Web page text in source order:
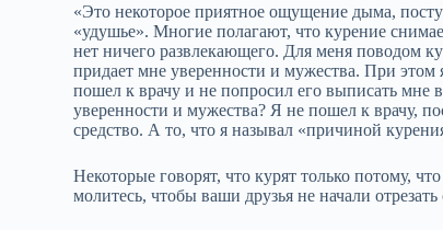
«Это некоторое приятное ощущение дыма,
«удушье». Многие полагают, что курение
нет ничего развлекающего. Для меня поводом
придает мне уверенности и мужества. При этом
пошел к врачу и не попросил его выписать мне
уверенности и мужества? Я не пошел к врачу,
средство. А то, что я называл «причиной
Некоторые говорят, что курят только потому,
молитесь, чтобы ваши друзья не начали